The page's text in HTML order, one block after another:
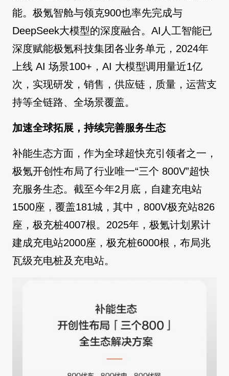
能。极氪智舱与领克900也率先完成与
DeepSeek大模型的深度融合。AI人工智能已
深度赋能极氪科技集团各业务单元，2024年
上线 AI 场景100+，AI 大模型调用量近1亿
次，实现研发，销售，供应链，质量，运营支
持等全链路、全场景覆盖。
加速全球拓展，持续完善服务生态
补能生态方面，作为全球超快充引领者之一，
极氪开创性布局了行业唯一“三个 800V”超快
充服务生态。截至今年2月底，自建充电站
1500座，覆盖181城，其中，800V极充站826
座，极充桩4007根。2025年，极氪计划累计
建成充电站2000座，极充桩6000根，布局兆
瓦级充电桩及充电站。